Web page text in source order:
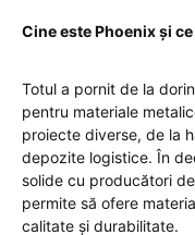
Cine este Phoenix și
Totul a pornit de la
pentru materiale
proiecte diverse, de la
depozite logistice. În
solide cu producători
permite să ofere
calitate și durabilitate.